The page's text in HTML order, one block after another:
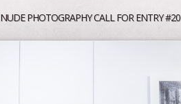
NUDE PHOTOGRAPHY CALL FOR ENTRY #20